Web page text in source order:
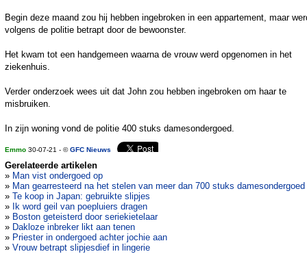
Begin deze maand zou hij hebben ingebroken in een appartement, maar
volgens de politie betrapt door de bewoonster.
Het kwam tot een handgemeen waarna de vrouw werd opgenomen in het
ziekenhuis.
Verder onderzoek wees uit dat John zou hebben ingebroken om haar te
misbruiken.
In zijn woning vond de politie 400 stuks damesondergoed.
Emmo 30-07-21 - ©GFC Nieuws
Gerelateerde artikelen
» Man vist ondergoed op
» Man gearresteerd na het stelen van meer dan 700 stuks damesondergoed
» Te koop in Japan: gebruikte slipjes
»
Ik word geil van poepluiers dragen
» Boston geteisterd door seriekietelaar
» Dakloze inbreker likt aan tenen
» Priester in ondergoed achter jochie aan
» Vrouw betrapt slipjesdief in lingerie